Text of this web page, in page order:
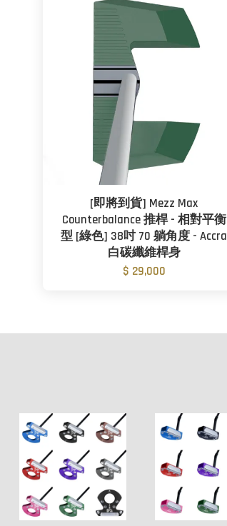
[即將到貨] Mezz Max
Counterbalance 推桿 - 相對平衡
型 [綠色] 38吋 70 躺角度 - Accra
白碳纖維桿身
$ 29,000